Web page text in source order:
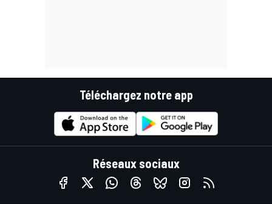
Téléchargez notre app
Réseaux sociaux